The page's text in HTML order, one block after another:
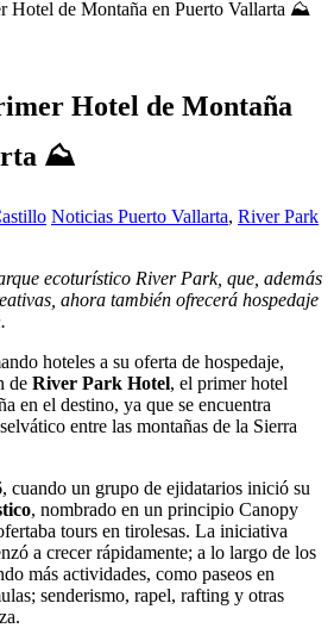
Hotel de Montaña en Puerto Vallarta ⛰️
Hotel de Montaña
⛰️
Noticias Puerto Vallarta, River Park
ecoturístico River Park, que, además
ahora también ofrecerá hospedaje
hoteles a su oferta de hospedaje,
de River Park Hotel, el primer hotel
en el destino, ya que se encuentra
entre las montañas de la Sierra
cuando un grupo de ejidatarios inició su
, nombrado en un principio Canopy
tours en tirolesas. La iniciativa
a crecer rápidamente; a lo largo de los
más actividades, como paseos en
senderismo, rapel, rafting y otras